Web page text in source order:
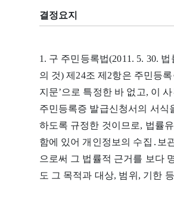
결정요지
1. 구 주민등록법(2011. 5. 30.
의 것) 제24조 제2항은 주민등
지문’으로 특정한 바 없고, 이
주민등록증 발급신청서의 서식
하도록 규정한 것이므로, 법률
함에 있어 개인정보의 수집․보
으로써 그 법률적 근거를 보다
도 그 목적과 대상, 범위, 기한